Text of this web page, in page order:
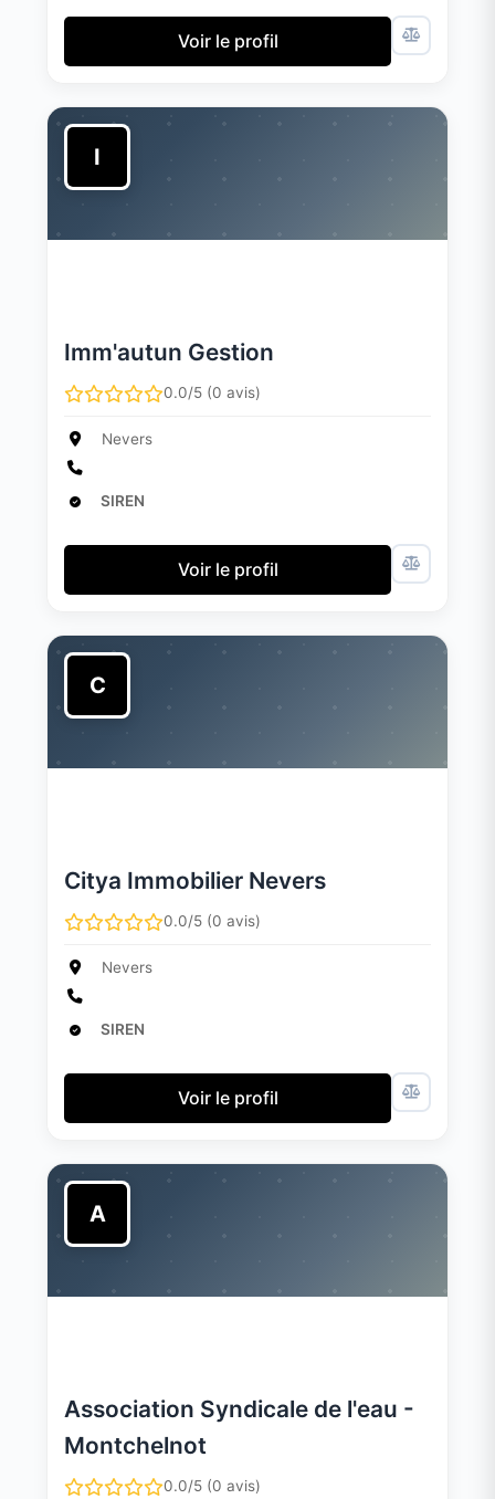
Voir le profil
I
Imm'autun Gestion
0.0/5 (0 avis)
Nevers
SIREN
Voir le profil
C
Citya Immobilier Nevers
0.0/5 (0 avis)
Nevers
SIREN
Voir le profil
A
Association Syndicale de l'eau -
Montchelnot
0.0/5 (0 avis)